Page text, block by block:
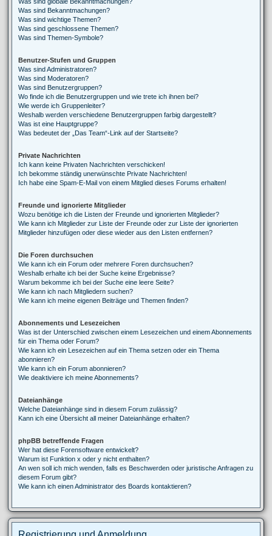
Was sind Bekanntmachungen?
Was sind wichtige Themen?
Was sind geschlossene Themen?
Was sind Themen-Symbole?
Benutzer-Stufen und Gruppen
Was sind Administratoren?
Was sind Moderatoren?
Was sind Benutzergruppen?
Wo finde ich die Benutzergruppen und wie trete ich ihnen bei?
Wie werde ich Gruppenleiter?
Weshalb werden verschiedene Benutzergruppen farbig dargestellt?
Was ist eine Hauptgruppe?
Was bedeutet der „Das Team“-Link auf der Startseite?
Private Nachrichten
Ich kann keine Privaten Nachrichten verschicken!
Ich bekomme ständig unerwünschte Private Nachrichten!
Ich habe eine Spam-E-Mail von einem Mitglied dieses Forums erhalten!
Freunde und ignorierte Mitglieder
Wozu benötige ich die Listen der Freunde und ignorierten Mitglieder?
Wie kann ich Mitglieder zur Liste der Freunde oder zur Liste der ignorierten
Mitglieder hinzufügen oder diese wieder aus den Listen entfernen?
Die Foren durchsuchen
Wie kann ich ein Forum oder mehrere Foren durchsuchen?
Weshalb erhalte ich bei der Suche keine Ergebnisse?
Warum bekomme ich bei der Suche eine leere Seite?
Wie kann ich nach Mitgliedern suchen?
Wie kann ich meine eigenen Beiträge und Themen finden?
Abonnements und Lesezeichen
Was ist der Unterschied zwischen einem Lesezeichen und einem Abonnements
für ein Thema oder Forum?
Wie kann ich ein Lesezeichen auf ein Thema setzen oder ein Thema
abonnieren?
Wie kann ich ein Forum abonnieren?
Wie deaktiviere ich meine Abonnements?
Dateianhänge
Welche Dateianhänge sind in diesem Forum zulässig?
Kann ich eine Übersicht all meiner Dateianhänge erhalten?
phpBB betreffende Fragen
Wer hat diese Forensoftware entwickelt?
Warum ist Funktion x oder y nicht enthalten?
An wen soll ich mich wenden, falls es Beschwerden oder juristische Anfragen zu
diesem Forum gibt?
Wie kann ich einen Administrator des Boards kontaktieren?